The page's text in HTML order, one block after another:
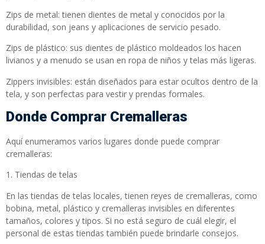
Zips de metal: tienen dientes de metal y conocidos por la
durabilidad, son jeans y aplicaciones de servicio pesado.
Zips de plástico: sus dientes de plástico moldeados los hacen
livianos y a menudo se usan en ropa de niños y telas más ligeras.
Zippers invisibles: están diseñados para estar ocultos dentro de la
tela, y son perfectas para vestir y prendas formales.
Donde Comprar Cremalleras
Aquí enumeramos varios lugares donde puede comprar
cremalleras:
1. Tiendas de telas
En las tiendas de telas locales, tienen reyes de cremalleras, como
bobina, metal, plástico y cremalleras invisibles en diferentes
tamaños, colores y tipos. Si no está seguro de cuál elegir, el
personal de estas tiendas también puede brindarle consejos.